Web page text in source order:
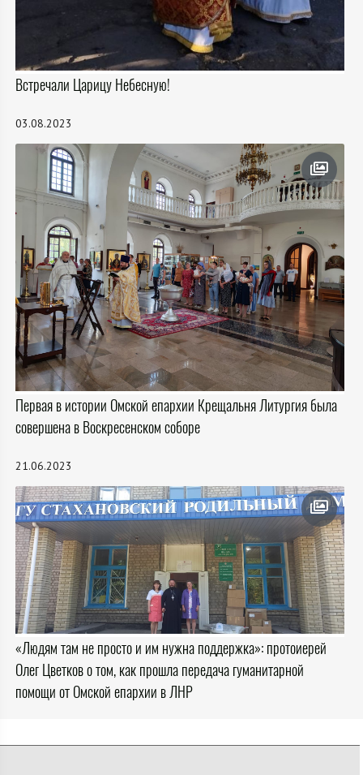
Встречали Царицу Небесную!
03.08.2023
Первая в истории Омской епархии Крещальня Литургия была
совершена в Воскресенском соборе
21.06.2023
«Людям там не просто и им нужна поддержка»: протоиерей
Олег Цветков о том, как прошла передача гуманитарной
помощи от Омской епархии в ЛНР